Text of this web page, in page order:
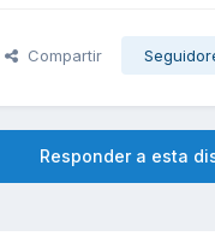
Compartir
Responder a esta